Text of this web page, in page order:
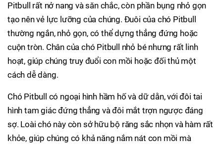
Pitbull rất nở nang và săn chắc, còn phần bụng nhỏ gọn
tạo nên vẻ lực lưỡng của chúng. Đuôi của chó Pitbull
thường ngắn, nhỏ gọn, có thể dựng thẳng đứng hoặc
cuộn tròn. Chân của chó Pitbull nhỏ bé nhưng rất linh
hoạt, giúp chúng truy đuổi con mồi hoặc đối thủ một
cách dễ dàng.
Chó Pitbull có ngoại hình hầm hố và dữ dằn, với đôi tai
hình tam giác đứng thẳng và đôi mắt trợn ngược đáng
sợ. Loài chó này còn sở hữu bộ răng sắc nhọn và hàm rất
khỏe, giúp chúng có khả năng nắm nát con mồi mà